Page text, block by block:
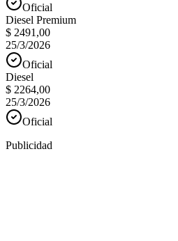
Oficial
Diesel Premium
$ 2491,00
25/3/2026
Oficial
Diesel
$ 2264,00
25/3/2026
Oficial
Publicidad